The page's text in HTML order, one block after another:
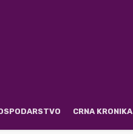
CRNA KRONIKA